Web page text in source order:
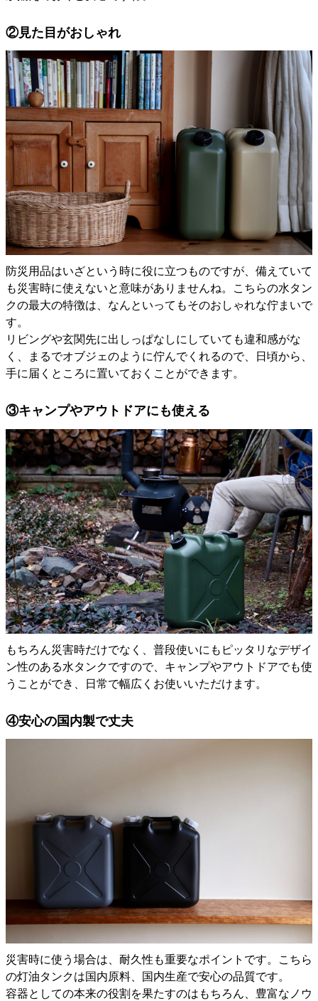
②見た目がおしゃれ
防災用品はいざという時に役に立つものですが、備えていて
も災害時に使えないと意味がありませんね。こちらの水タン
クの最大の特徴は、なんといってもそのおしゃれな佇まいで
す。
リビングや玄関先に出しっぱなしにしていても違和感がな
く、まるでオブジェのように佇んでくれるので、日頃から、
手に届くところに置いておくことができます。
③キャンプやアウトドアにも使える
もちろん災害時だけでなく、普段使いにもピッタリなデザイ
ン性のある水タンクですので、キャンプやアウトドアでも使
うことができ、日常で幅広くお使いいただけます。
④安心の国内製で丈夫
災害時に使う場合は、耐久性も重要なポイントです。こちら
の灯油タンクは国内原料、国内生産で安心の品質です。
容器としての本来の役割を果たすのはもちろん、豊富なノウ